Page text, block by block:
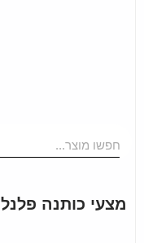
חפשו מוצר...
מצעי כותנה פלנל 100 % טבעי דגם B9